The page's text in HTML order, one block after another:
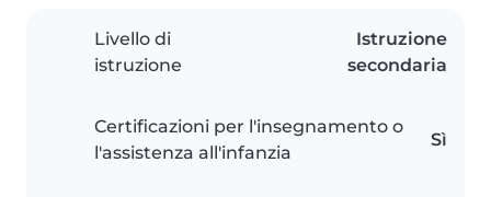
Livello di
istruzione
Istruzione
secondaria
Certificazioni per l'insegnamento o
l'assistenza all'infanzia
Sì